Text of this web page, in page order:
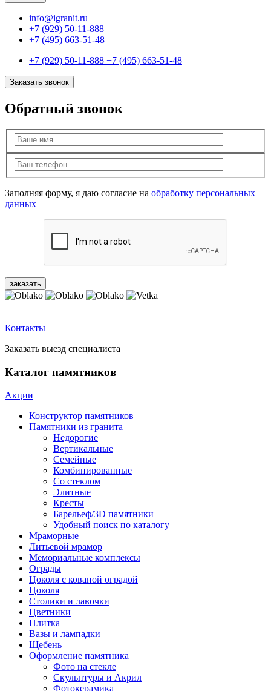
info@igranit.ru
+7 (929) 50-11-888
+7 (495) 663-51-48
+7 (929) 50-11-888 +7 (495) 663-51-48
Заказать звонок
Обратный звонок
Заполняя форму, я даю согласие на обработку персональных
данных
Контакты
Заказать выезд специалиста
Каталог памятников
Акции
Конструктор памятников
Памятники из гранита
Недорогие
Вертикальные
Семейные
Комбинированные
Со стеклом
Элитные
Кресты
Барельеф/3D памятники
Удобный поиск по каталогу
Мраморные
Литьевой мрамор
Мемориальные комплексы
Ограды
Цоколя с кованой оградой
Цоколя
Столики и лавочки
Цветники
Плитка
Вазы и лампадки
Щебень
Оформление памятника
Фото на стекле
Скульптуры и Акрил
Фотокерамика